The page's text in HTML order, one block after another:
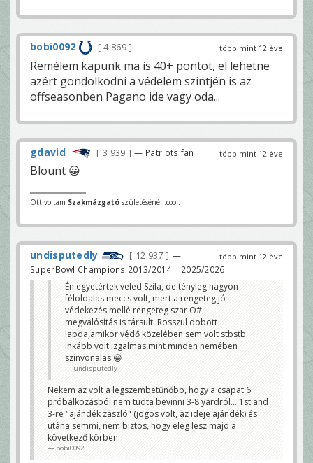
több mint 12 éve
bobi0092 4 869
Remélem kapunk ma is 40+ pontot, el lehetne
azért gondolkodni a védelem szintjén is az
offseasonben Pagano ide vagy oda...
több mint 12 éve
gdavid 3 939 — Patriots fan
Blount 😀
Ott voltam Szakmázgató születésénél :cool:
több mint 12 éve
undisputedly 12 937
—
SuperBowl Champions 2013/2014 II 2025/2026
Én egyetértek veled Szila, de tényleg nagyon
féloldalas meccs volt, mert a rengeteg jó
védekezés mellé rengeteg szar O#
megvalósítás is társult. Rosszul dobott
labda,amikor védő közelében sem volt stbstb.
Inkább volt izgalmas,mint minden nemében
színvonalas 😀
undisputedly
Nekem az volt a legszembetűnőbb, hogy a csapat 6
próbálkozásból nem tudta bevinni 3-8 yardról... 1st and
3-re "ajándék zászló" (jogos volt, az ideje ajándék) és
utána semmi, nem biztos, hogy elég lesz majd a
következő körben.
bobi0092